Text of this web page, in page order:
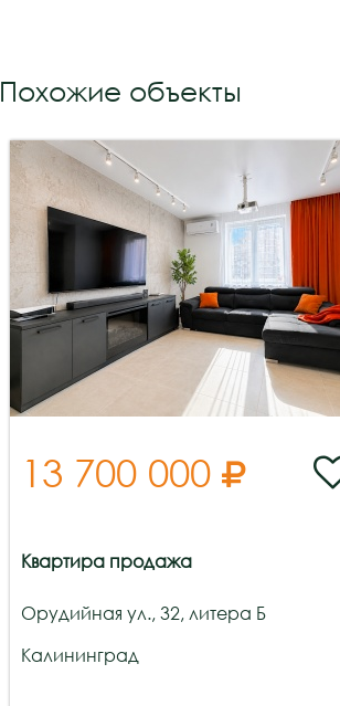
Похожие объекты
13 700 000 
Квартира продажа
Орудийная ул., 32, литера Б
Калининград